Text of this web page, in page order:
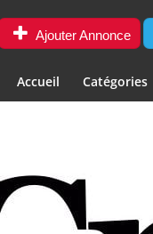
Ajouter Annonce
Accueil Catégories